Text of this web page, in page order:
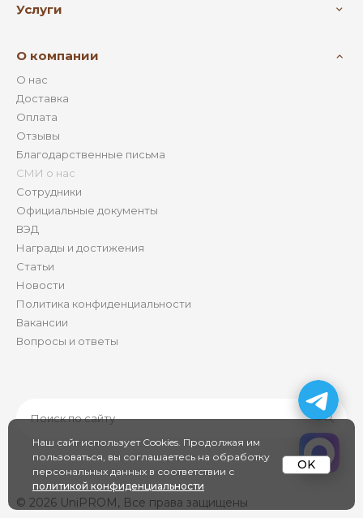
Услуги
О компании
О нас
Доставка
Оплата
Отзывы
Благодарственные письма
СМИ о нас
Сотрудники
Официальные документы
ВЭД
Награды и достижения
Статьи
Новости
Политика конфиденциальности
Вакансии
Вопросы и ответы
© 2026 UniPROM, Все права защищены
Наш сайт использует Cookies. Продолжая им
пользоваться, вы соглашаетесь на обработку
персональных данных в соответствии с
политикой конфиденциальности
OK